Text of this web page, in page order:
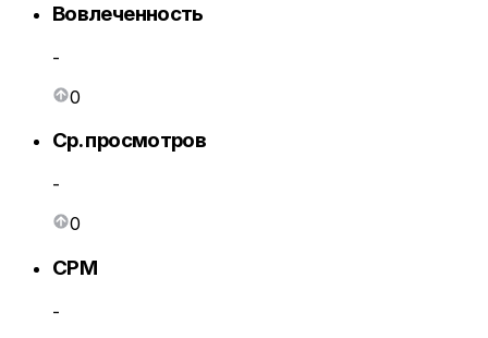
Вовлеченность
-
0
Ср. просмотров
-
0
CPM
-